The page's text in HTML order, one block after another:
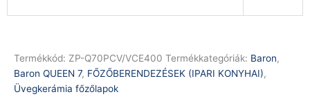
Termékkód: ZP-Q70PCV/VCE400 Termékkategóriák: Baron,
Baron QUEEN 7, FŐZŐBERENDEZÉSEK (IPARI KONYHAI),
Üvegkerámia főzőlapok